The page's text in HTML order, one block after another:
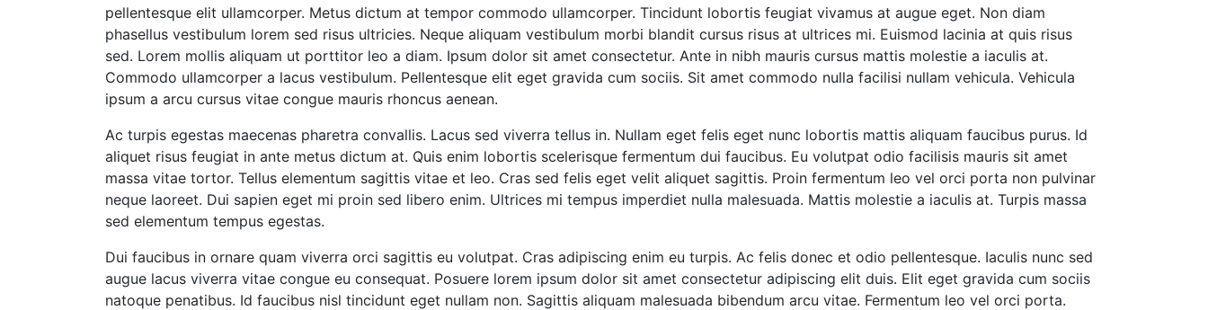
pellentesque elit ullamcorper. Metus dictum at tempor commodo ullamcorper. Tincidunt lobortis feugiat vivamus at augue eget. Non diam
phasellus vestibulum lorem sed risus ultricies. Neque aliquam vestibulum morbi blandit cursus risus at ultrices mi. Euismod lacinia at quis risus
sed. Lorem mollis aliquam ut porttitor leo a diam. Ipsum dolor sit amet consectetur. Ante in nibh mauris cursus mattis molestie a iaculis at.
Commodo ullamcorper a lacus vestibulum. Pellentesque elit eget gravida cum sociis. Sit amet commodo nulla facilisi nullam vehicula. Vehicula
ipsum a arcu cursus vitae congue mauris rhoncus aenean.
Ac turpis egestas maecenas pharetra convallis. Lacus sed viverra tellus in. Nullam eget felis eget nunc lobortis mattis aliquam faucibus purus. Id
aliquet risus feugiat in ante metus dictum at. Quis enim lobortis scelerisque fermentum dui faucibus. Eu volutpat odio facilisis mauris sit amet
massa vitae tortor. Tellus elementum sagittis vitae et leo. Cras sed felis eget velit aliquet sagittis. Proin fermentum leo vel orci porta non pulvinar
neque laoreet. Dui sapien eget mi proin sed libero enim. Ultrices mi tempus imperdiet nulla malesuada. Mattis molestie a iaculis at. Turpis massa
sed elementum tempus egestas.
Dui faucibus in ornare quam viverra orci sagittis eu volutpat. Cras adipiscing enim eu turpis. Ac felis donec et odio pellentesque. Iaculis nunc sed
augue lacus viverra vitae congue eu consequat. Posuere lorem ipsum dolor sit amet consectetur adipiscing elit duis. Elit eget gravida cum sociis
natoque penatibus. Id faucibus nisl tincidunt eget nullam non. Sagittis aliquam malesuada bibendum arcu vitae. Fermentum leo vel orci porta.